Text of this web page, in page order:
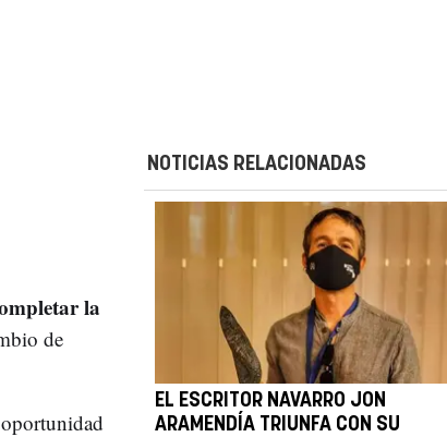
la
de
NOTICIAS RELACIONADAS
EL ESCRITOR NAVARRO JON
ARAMENDÍA TRIUNFA CON SU